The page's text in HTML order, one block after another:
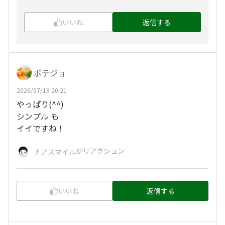
いいね 返信する
ポテジョ
2026/07/19 20:21
やっぱり(^^)
シンプル も
イイですね！
チアスマイルがリアクション
いいね 返信する